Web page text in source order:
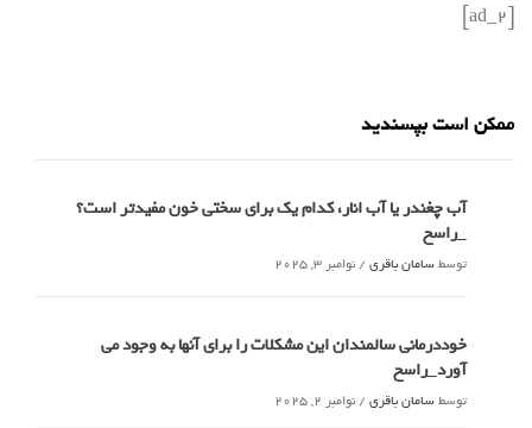
[ad_2]
ممکن است بپسندید
آب چغندر یا آب انار، کدام‌ یک برای سختی خون مفیدتر است؟
_راسخ
توسطسامان باقری / نوامبر 3, 2025
خوددرمانی سالمندان این مشکلات را برای آنها به وجود می
آورد_راسخ
توسطسامان باقری / نوامبر 2, 2025